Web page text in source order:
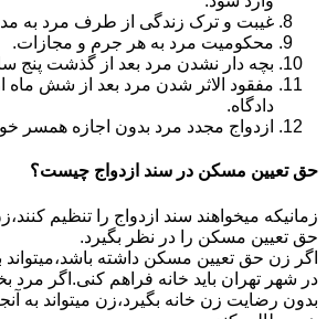
غیبت و ترک زندگی از طرف مرد
محکومیت مرد به هر جرم و مجازات.
بچه دار نشدن مرد بعد از گذشت پنج
مفقود الاثر شدن مرد بعد از شش ماه
دادگاه.
ازدواج مجدد مرد بدون اجازه همسر
حق تعیین مسکن در سند ازدواج چیست؟
زمانیکه میخواهند سند ازدواج را تنظیم
حق تعیین مسکن را در نظر بگیرد.
اگر زن حق تعیین مسکن داشته باشد،میتواند
در شهر تهران باید خانه فراهم کنی.اگر مرد
بدون رضایت زن خانه بگیرد،زن میتواند به